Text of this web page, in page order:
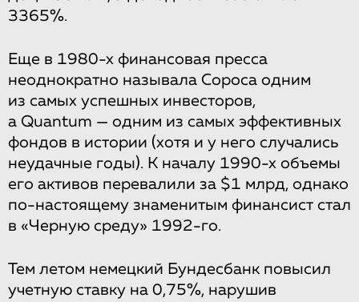
3365%.
Еще в 1980-х финансовая пресса
неоднократно называла Сороса одним
из самых успешных инвесторов,
а Quantum — одним из самых эффективных
фондов в истории (хотя и у него случались
неудачные годы). К началу 1990-х объемы
его активов перевалили за $1 млрд, однако
по-настоящему знаменитым финансист стал
в «Черную среду» 1992-го.
Тем летом немецкий Бундесбанк повысил
учетную ставку на 0,75%, нарушив